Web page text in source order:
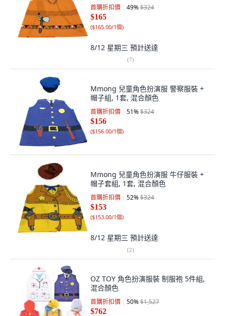
首購折扣價 49%$324
$165
($165.00/1個)
8/12 星期三 預計送達
(7)
Mmong 兒童角色扮演服 警察服裝 +
帽子組, 1套, 混合顏色
首購折扣價 51%$324
$156
($156.00/1個)
Mmong 兒童角色扮演服 牛仔服裝 +
帽子套組, 1套, 混合顏色
首購折扣價 52%$324
$153
($153.00/1個)
8/12 星期三 預計送達
(2)
OZ TOY 角色扮演服裝 制服袍 5件組,
混合顏色
首購折扣價 50%$1,527
$762